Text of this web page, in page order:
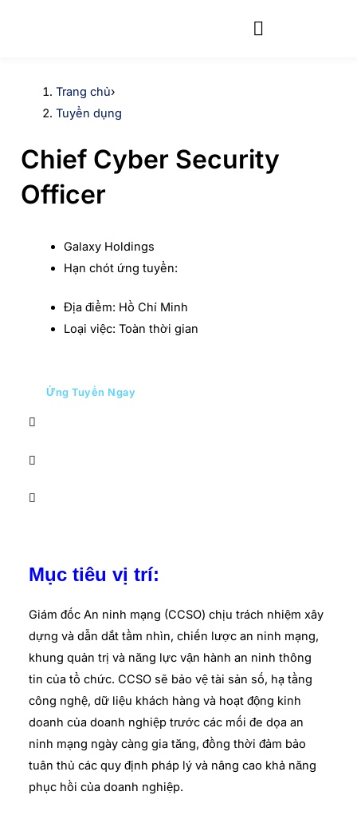
Trang chủ›
Tuyển dụng
Chief Cyber Security
Officer
Galaxy Holdings
Hạn chót ứng tuyển:
Địa điểm: Hồ Chí Minh
Loại việc: Toàn thời gian
Ứng Tuyển Ngay
Mục tiêu vị trí:
Giám đốc An ninh mạng (CCSO) chịu trách nhiệm xây
dựng và dẫn dắt tầm nhìn, chiến lược an ninh mạng,
khung quản trị và năng lực vận hành an ninh thông
tin của tổ chức. CCSO sẽ bảo vệ tài sản số, hạ tầng
công nghệ, dữ liệu khách hàng và hoạt động kinh
doanh của doanh nghiệp trước các mối đe dọa an
ninh mạng ngày càng gia tăng, đồng thời đảm bảo
tuân thủ các quy định pháp lý và nâng cao khả năng
phục hồi của doanh nghiệp.